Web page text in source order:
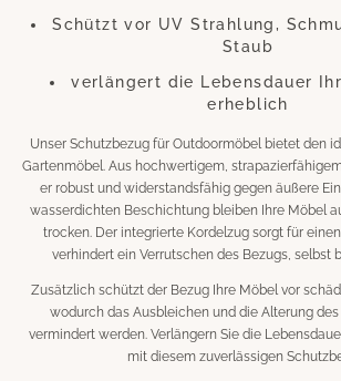
Schützt vor UV Strahlung,
Staub
verlängert die Lebensdauer
erheblich
Unser Schutzbezug für Outdoormöbel bietet den
Gartenmöbel. Aus hochwertigem,
er robust und widerstandsfähig gegen äußere
wasserdichten Beschichtung bleiben Ihre Möbel
trocken. Der integrierte Kordelzug sorgt für
verhindert ein Verrutschen des Bezugs, selbst
Zusätzlich schützt der Bezug Ihre Möbel vor
wodurch das Ausbleichen und die Alterung
vermindert werden. Verlängern Sie die
mit diesem zuverlässigen